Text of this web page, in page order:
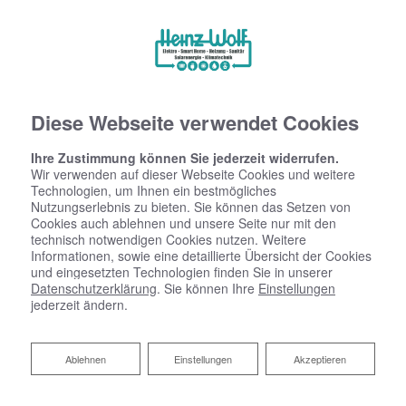
Diese Webseite verwendet Cookies
Ihre Zustimmung können Sie jederzeit widerrufen.
Wir verwenden auf dieser Webseite Cookies und weitere
Technologien, um Ihnen ein bestmögliches
Nutzungserlebnis zu bieten. Sie können das Setzen von
Cookies auch ablehnen und unsere Seite nur mit den
technisch notwendigen Cookies nutzen. Weitere
Informationen, sowie eine detaillierte Übersicht der Cookies
und eingesetzten Technologien finden Sie in unserer
Datenschutzerklärung. Sie können Ihre Einstellungen
jederzeit ändern.
Akzeptieren
Einstellungen
Ablehnen
Ablehnen